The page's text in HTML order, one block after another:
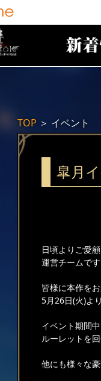
TOP ＞ イベント
皐月
日頃よりご愛
運営チームです
皆様に本作を
5月26日(火)よ
イベント期間
ルーレットを
他にも様々な